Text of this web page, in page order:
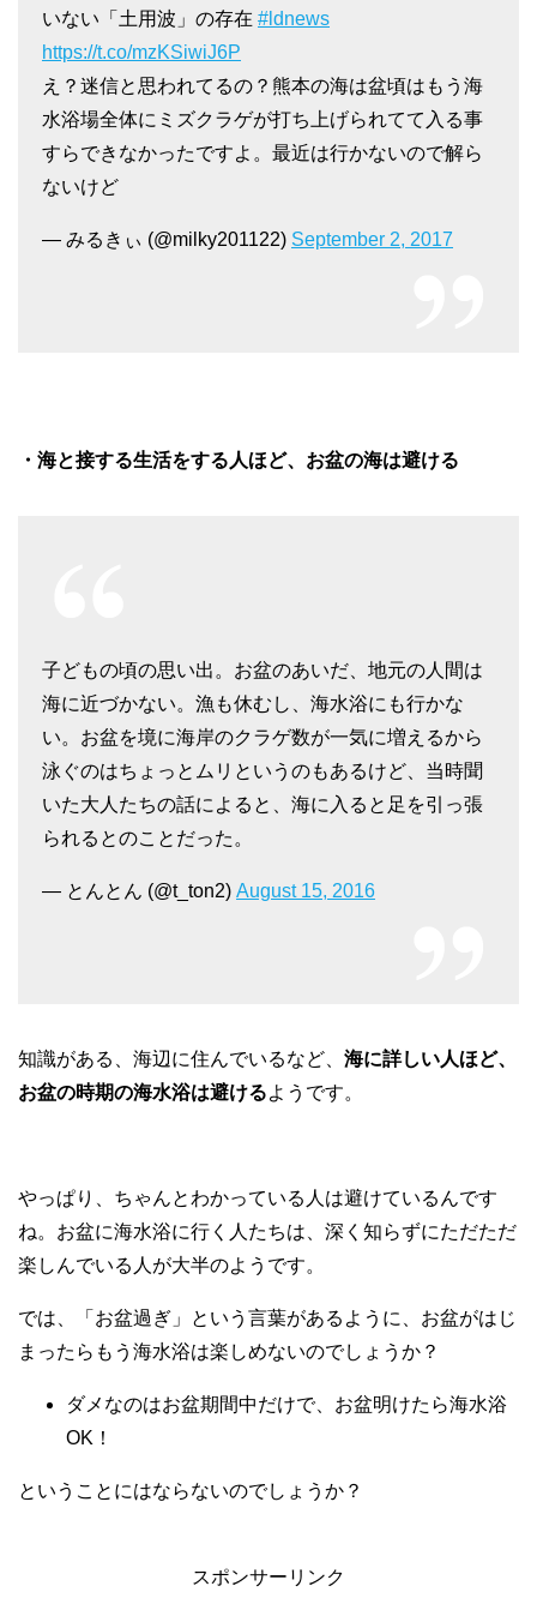
いない「土用波」の存在 #ldnews
https://t.co/mzKSiwiJ6P
え？迷信と思われてるの？熊本の海は盆頃はもう海
水浴場全体にミズクラゲが打ち上げられてて入る事
すらできなかったですよ。最近は行かないので解ら
ないけど
— みるきぃ (@milky201122) September 2, 2017
・海と接する生活をする人ほど、お盆の海は避ける
子どもの頃の思い出。お盆のあいだ、地元の人間は
海に近づかない。漁も休むし、海水浴にも行かな
い。お盆を境に海岸のクラゲ数が一気に増えるから
泳ぐのはちょっとムリというのもあるけど、当時聞
いた大人たちの話によると、海に入ると足を引っ張
られるとのことだった。
— とんとん (@t_ton2) August 15, 2016
知識がある、海辺に住んでいるなど、 海に詳しい人ほど、
お盆の時期の海水浴は避けるようです。
やっぱり、ちゃんとわかっている人は避けているんです
ね。お盆に海水浴に行く人たちは、深く知らずにただただ
楽しんでいる人が大半のようです。
では、「お盆過ぎ」という言葉があるように、お盆がはじ
まったらもう海水浴は楽しめないのでしょうか？
ダメなのはお盆期間中だけで、お盆明けたら海水浴
OK！
ということにはならないのでしょうか？
スポンサーリンク